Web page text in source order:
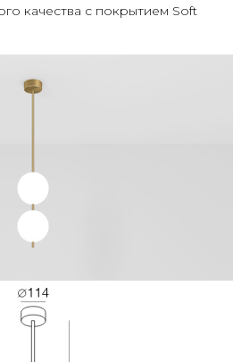
качества с покрытием Soft